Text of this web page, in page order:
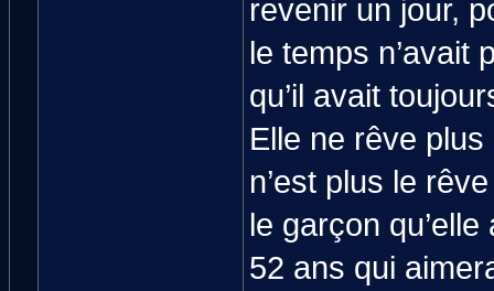
revenir un jour,
le temps n’avait
qu’il avait
Elle ne rêve plus
n’est plus le
le garçon
52 ans qui